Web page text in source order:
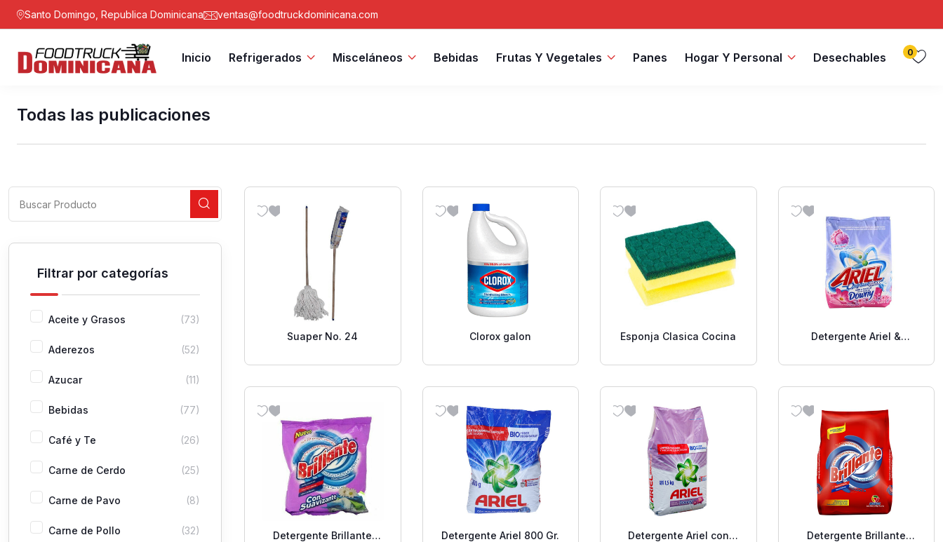
Santo Domingo, Republica Dominicana ventas@foodtruckdominicana.com
Inicio Refrigerados Misceláneos Bebidas Frutas Y Vegetales Panes Hogar Y Personal Desechables 0
Todas las publicaciones
Filtrar por categorías
Aceite y Grasos (73)
Aderezos (52)
Azucar (11)
Bebidas (77)
Café y Te (26)
Carne de Cerdo (25)
Carne de Pavo (8)
Carne de Pollo (32)
Suaper No. 24 Clorox galon Esponja Clasica Cocina
Detergente Ariel &
Detergente Brillante
Detergente Ariel 800 Gr.
Detergente Ariel con
Detergente Brillante